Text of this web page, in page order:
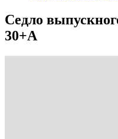
Седло
30+A